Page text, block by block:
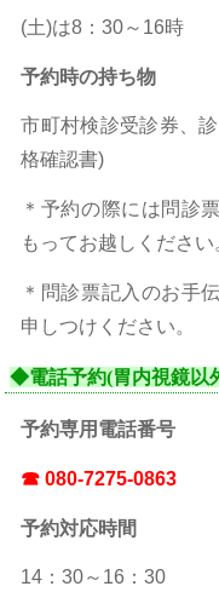
(土)は8：30～16時
予約時の持ち物
市町村検診受診券、
格確認書)
＊予約の際には問診
もってお越しください
＊問診票記入のお手
申しつけください。
◆電話予約(胃内視鏡以
予約専用電話番号
☎ 080-7275-0863
予約対応時間
14：30～16：30